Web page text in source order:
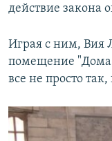
действие закона
Играя с ним, Вия
помещение "Дома
все не просто